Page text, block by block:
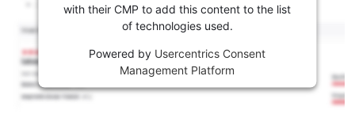
with their CMP to add this content to the list
of technologies used.
Powered by Usercentrics Consent
Management Platform